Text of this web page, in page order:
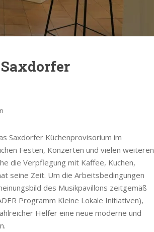
Saxdorfer Küchenprovisorium im
Festen, Konzerten und vielen weiteren
die Verpflegung mit Kaffee, Kuchen,
seine Zeit. Um die Arbeitsbedingungen
des Musikpavillons zeitgemäß
Programm Kleine Lokale Initiativen),
Helfer eine neue moderne und